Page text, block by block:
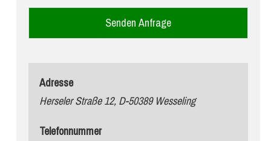
Adresse
Herseler Straße 12, D-50389 Wesseling
Telefonnummer